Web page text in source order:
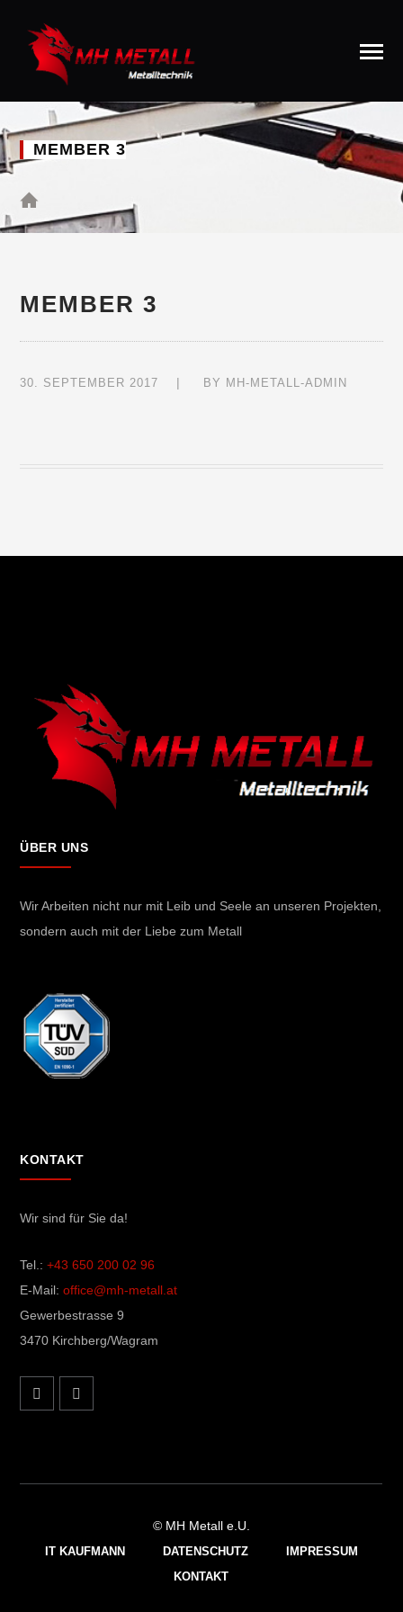
MEMBER 3
MEMBER 3
30. SEPTEMBER 2017 BY MH-METALL-ADMIN
ÜBER UNS
Wir Arbeiten nicht nur mit Leib und Seele an unseren Projekten,
sondern auch mit der Liebe zum Metall
KONTAKT
Wir sind für Sie da!
Tel.:+43 650 200 02 96
E-Mail:office@mh-metall.at
Gewerbestrasse 9
3470 Kirchberg/Wagram
© MH Metall e.U.
IT KAUFMANN DATENSCHUTZ
IMPRESSUM
KONTAKT